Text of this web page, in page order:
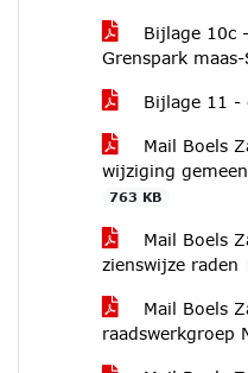
Bijlage 10c
Grenspark
Bijlage 11 -
Mail Boels
wijziging
763 KB
Mail Boels
zienswijze raden
Mail Boels
raadswerkgroep